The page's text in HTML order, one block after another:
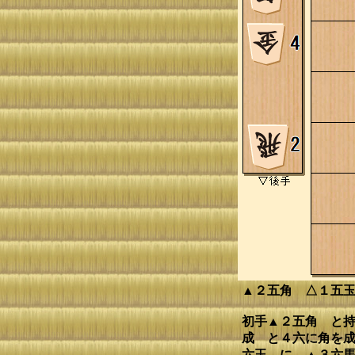
▲２五角 △１五
初手▲２五角 と持
成 と４六に角を